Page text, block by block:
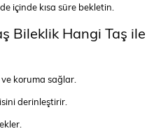
içinde kısa süre bekletin.
Bileklik Hangi Taş ile
koruma sağlar.
derinleştirir.